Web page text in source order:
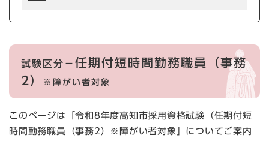
試験区分－ 任期付短時間勤務職員（事務
2）
※障がい者対象
このページは「令和8年度高知市採用資格試験（任期付短
時間勤務職員（事務2）※障がい者対象」についてご案内